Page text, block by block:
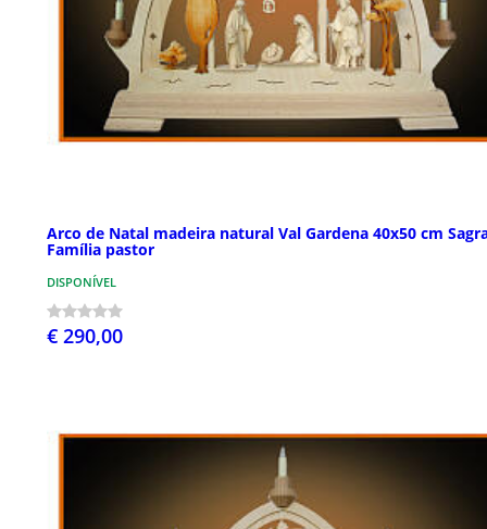
Arco de Natal madeira natural Val Gardena 40x50 cm
Família pastor
DISPONÍVEL
€ 290,00